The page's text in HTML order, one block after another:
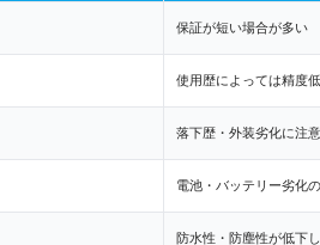
保証が短い場合が多い
使用歴によっては精度
落下歴・外装劣化に注意
電池・バッテリー劣化
防水性・防塵性が低下